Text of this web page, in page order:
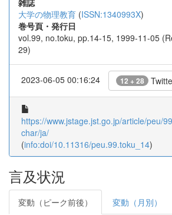
雑誌
大学の物理教育 (ISSN:1340993X)
巻号頁・発行日
vol.99, no.toku, pp.14-15, 1999-11-05
29)
2023-06-05 00:16:24 12 + 28
https://www.jstage.jst.go.jp/article/peu/
char/ja/
(info:doi/10.11316/peu.99.toku_14)
言及状況
変動（ピーク前後） 変動（月別）